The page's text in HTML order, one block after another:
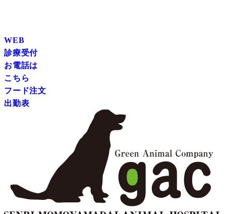
WEB
診療受付
お電話は
こちら
フード注文
出勤表